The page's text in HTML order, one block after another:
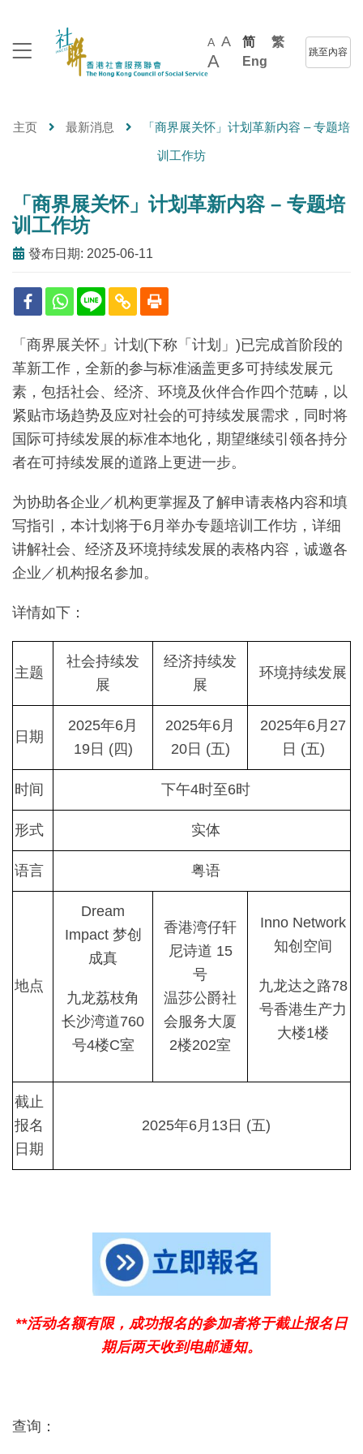
A A
A
简
繁
Eng
跳至內容
主页 最新消息 「商界展关怀」计划革新内容 – 专题培
训工作坊
「商界展关怀」计划革新内容 – 专题培
训工作坊
發布日期: 2025-06-11
「商界展关怀」计划(下称「计划」)已完成首阶段的
革新工作，全新的参与标准涵盖更多可持续发展元
素，包括社会、经济、环境及伙伴合作四个范畴，以
紧贴市场趋势及应对社会的可持续发展需求，同时将
国际可持续发展的标准本地化，期望继续引领各持分
者在可持续发展的道路上更进一步。
为协助各企业／机构更掌握及了解申请表格内容和填
写指引，本计划将于6月举办专题培训工作坊，详细
讲解社会、经济及环境持续发展的表格内容，诚邀各
企业／机构报名参加。
详情如下：
主题
社会持续发
展
经济持续发
展
环境持续发展
日期
2025年6月
19日 (四)
2025年6月
20日 (五)
2025年6月27
日 (五)
时间 下午4时至6时
形式 实体
语言 粤语
地点
Dream
Impact 梦创
成真
九龙荔枝角
长沙湾道760
号4楼C室
香港湾仔轩
尼诗道 15
号
温莎公爵社
会服务大厦
2楼202室
Inno Network
知创空间
九龙达之路78
号香港生产力
大楼1楼
截止
报名
日期
2025年6月13日 (五)
**活动名额有限，成功报名的参加者将于截止报名日
期后两天收到电邮通知。
查询：